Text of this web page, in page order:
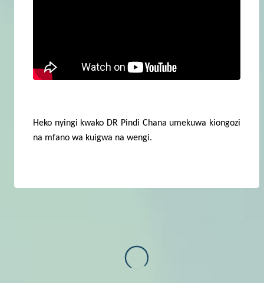
Heko nyingi kwako DR Pindi Chana umekuwa kiongozi
na mfano wa kuigwa na wengi.